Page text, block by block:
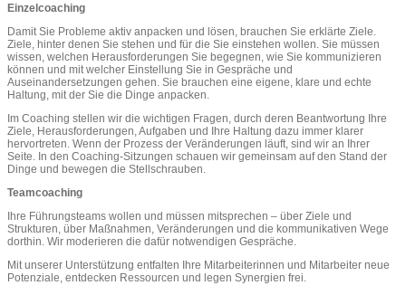
Einzelcoaching
Damit Sie Probleme aktiv anpacken und lösen, brauchen Sie erklärte Ziele.
Ziele, hinter denen Sie stehen und für die Sie einstehen wollen. Sie müssen
wissen, welchen Herausforderungen Sie begegnen, wie Sie kommunizieren
können und mit welcher Einstellung Sie in Gespräche und
Auseinandersetzungen gehen. Sie brauchen eine eigene, klare und echte
Haltung, mit der Sie die Dinge anpacken.
Im Coaching stellen wir die wichtigen Fragen, durch deren Beantwortung Ihre
Ziele, Herausforderungen, Aufgaben und Ihre Haltung dazu immer klarer
hervortreten. Wenn der Prozess der Veränderungen läuft, sind wir an Ihrer
Seite. In den Coaching-Sitzungen schauen wir gemeinsam auf den Stand der
Dinge und bewegen die Stellschrauben.
Teamcoaching
Ihre Führungsteams wollen und müssen mitsprechen – über Ziele und
Strukturen, über Maßnahmen, Veränderungen und die kommunikativen Wege
dorthin. Wir moderieren die dafür notwendigen Gespräche.
Mit unserer Unterstützung entfalten Ihre Mitarbeiterinnen und Mitarbeiter neue
Potenziale, entdecken Ressourcen und legen Synergien frei.